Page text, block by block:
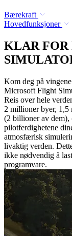
Bærekraft
Hovedfunksjoner
KLAR
Kom deg på
Microsoft Flight
Reis over hele
2 millioner byer,
(2 billioner av dem),
pilotferdighetene
atmosfærisk
livaktig verden.
ikke nødvendig å
programvare.